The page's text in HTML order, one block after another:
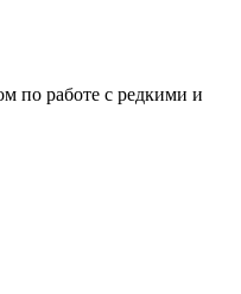
по работе с редкими и